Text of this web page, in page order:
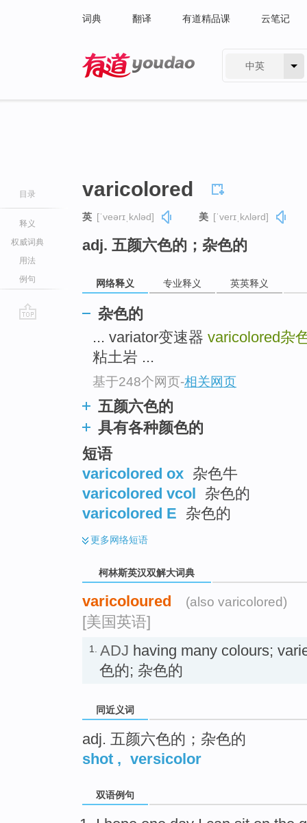
词典 翻译 有道精品课 云笔记
中英
目录
释义
权威词典
用法
例句
varicolored
英 [ˈveərɪˌkʌləd] 美 [ˈverɪˌkʌlərd]
adj. 五颜六色的；杂色的
网络释义 专业释义 英英释义
杂色的
... variator变速器 varicolored杂
粘土岩 ...
基于248个网页-相关网页
五颜六色的
具有各种颜色的
短语
varicolored ox 杂色牛
varicolored vcol
杂色的
varicolored E 杂色的
更多网络短语
柯林斯英汉双解大词典
varicoloured (also varicolored)
[美国英语]
1. ADJ having many colours;
色的; 杂色的
同近义词
adj. 五颜六色的；杂色的
shot , versicolor
双语例句